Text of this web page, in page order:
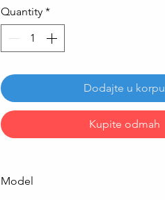
Quantity *
Dodajte u korpu
Kupite odmah
Model